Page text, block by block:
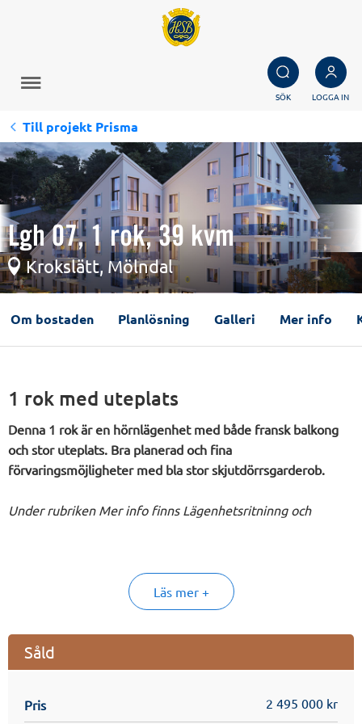
SÖK LOGGA IN
Till projekt Prisma
Lgh 07, 1 rok, 39 kvm
Krokslätt, Mölndal
Om bostaden Planlösning Galleri Mer info
1 rok med uteplats
Denna 1 rok är en hörnlägenhet med både fransk balkong
och stor uteplats. Bra planerad och fina
förvaringsmöjligheter med bla stor skjutdörrsgarderob.
Under rubriken Mer info finns Lägenhetsritninng och
föreningen finns säljbroschyren att ladda ner
I detta projekt har även de gemensamma utrymmena
noggrant planerats för att både underlätta i vardagen och
Parkering
Läs mer +
Såld
Pris 2 495 000 kr